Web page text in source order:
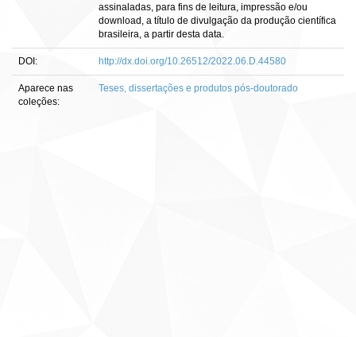
assinaladas, para fins de leitura, impressão e/ou
download, a título de divulgação da produção científica
brasileira, a partir desta data.
DOI: http://dx.doi.org/10.26512/2022.06.D.44580
Aparece nas
coleções:
Teses, dissertações e produtos pós-doutorado